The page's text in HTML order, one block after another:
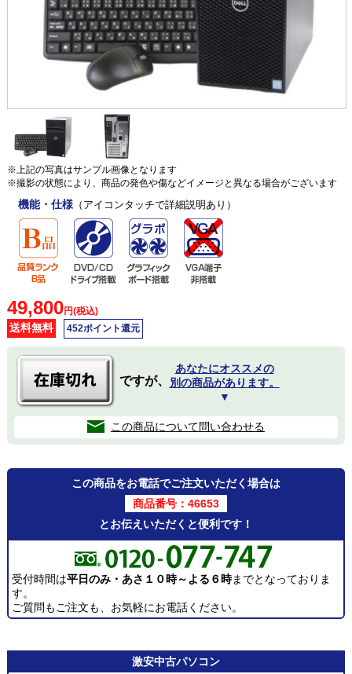
※上記の写真はサンプル画像となります
※撮影の状態により、商品の発色や傷などイメージと異なる場合がございます
機能・仕様（アイコンタッチで詳細説明あり）
49,800円(税込)
送料無料 452ポイント還元
ですが、
あなたにオススメの
別の商品があります。
▼
この商品について問い合わせる
この商品をお電話でご注文いただく場合は
商品番号：46653
とお伝えいただくと便利です！
受付時間は平日のみ・あさ１０時～よる６時までとなっておりま
す。
ご質問もご注文も、お気軽にお電話ください。
激安中古パソコン